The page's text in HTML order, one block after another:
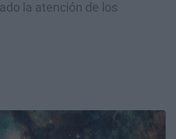
la atención de los